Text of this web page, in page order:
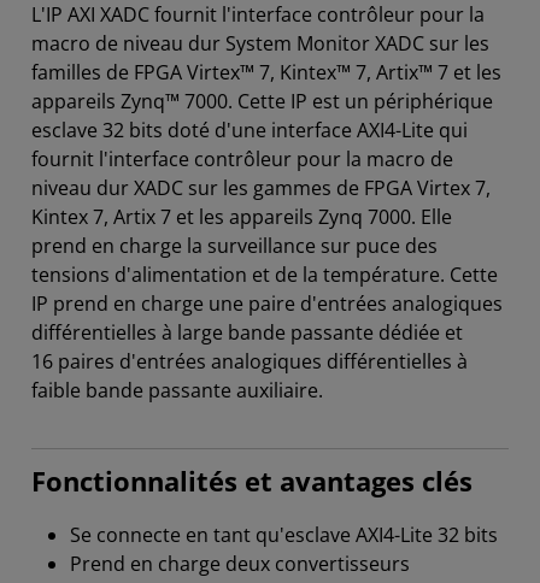
L'IP AXI XADC fournit l'interface contrôleur pour la
macro de niveau dur System Monitor XADC sur les
familles de FPGA Virtex™ 7, Kintex™ 7, Artix™ 7 et les
appareils Zynq™ 7000. Cette IP est un périphérique
esclave 32 bits doté d'une interface AXI4-Lite qui
fournit l'interface contrôleur pour la macro de
niveau dur XADC sur les gammes de FPGA Virtex 7,
Kintex 7, Artix 7 et les appareils Zynq 7000. Elle
prend en charge la surveillance sur puce des
tensions d'alimentation et de la température. Cette
IP prend en charge une paire d'entrées analogiques
différentielles à large bande passante dédiée et
16 paires d'entrées analogiques différentielles à
faible bande passante auxiliaire.
Fonctionnalités et avantages clés
Se connecte en tant qu'esclave AXI4-Lite 32 bits
Prend en charge deux convertisseurs